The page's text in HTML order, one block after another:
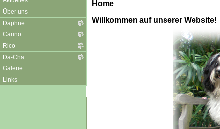
Über uns
Daphne
Carino
Rico
Da-Cha
Galerie
Links
Home
Willkommen auf unserer Website!